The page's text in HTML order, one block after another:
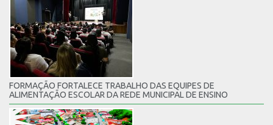
FORMAÇÃO FORTALECE TRABALHO DAS EQUIPES DE
ALIMENTAÇÃO ESCOLAR DA REDE MUNICIPAL DE ENSINO